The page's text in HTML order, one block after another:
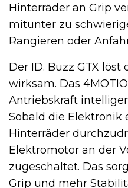
Hinterräder an Grip
mitunter zu
Rangieren oder
Der ID. Buzz GTX löst
wirksam. Das
Antriebskraft
Sobald die Elektronik
Hinterräder
Elektromotor an der
zugeschaltet. Das
Grip und mehr